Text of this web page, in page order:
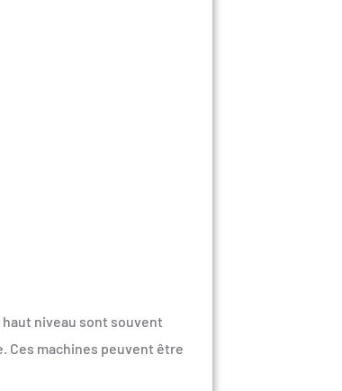
haut niveau sont souvent
Ces machines peuvent être